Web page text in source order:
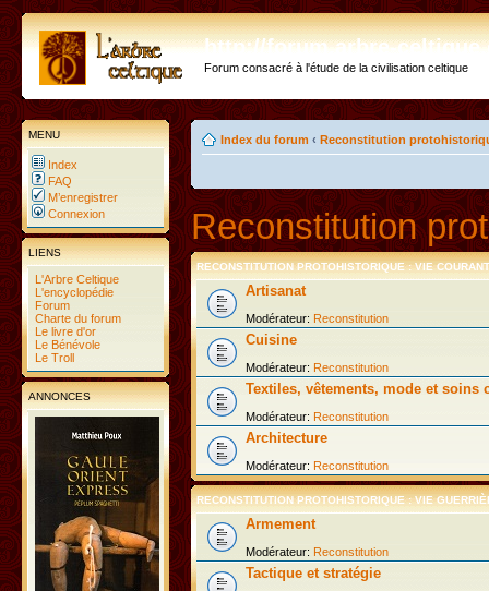
http://forum.arbre-
Forum consacré à l'étude de la civilisation celtique
MENU
Index
FAQ
M’enregistrer
Connexion
LIENS
L'Arbre Celtique
L'encyclopédie
Forum
Charte du forum
Le livre d'or
Le Bénévole
Le Troll
ANNONCES
Index du forum ‹ Reconstitution
Reconstitution
RECONSTITUTION PROTOHISTORIQUE : VIE
Artisanat
Modérateur: Reconstitution
Cuisine
Modérateur: Reconstitution
Textiles, vêtements, mode et soins
Modérateur: Reconstitution
Architecture
Modérateur: Reconstitution
RECONSTITUTION PROTOHISTORIQUE : VIE
Armement
Modérateur: Reconstitution
Tactique et stratégie